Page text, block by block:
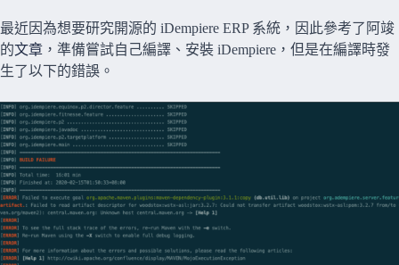
最近因為想要研究開源的 iDempiere ERP 系統，因此參考了阿竣
的文章 ，準備嘗試自己編譯、安裝 iDempiere，但是在編譯時發
生了以下的錯誤。